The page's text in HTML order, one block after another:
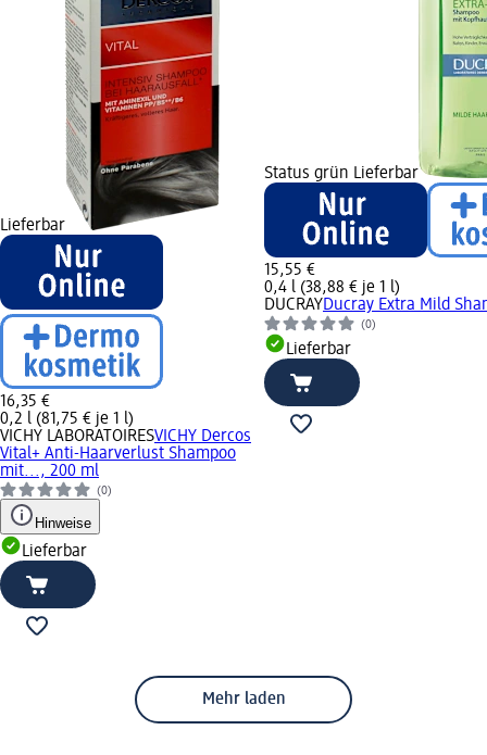
Lieferbar
16,35 €
0,2 l (81,75 € je 1 l)
VICHY LABORATOIRESVICHY Dercos
Vital+ Anti-Haarverlust Shampoo
mit..., 200 ml
(0)
Hinweise
Lieferbar
Status grün Lieferbar
15,55 €
0,4 l (38,88 € je 1 l)
DUCRAYDucray Extra Mild
(0)
Lieferbar
Mehr laden